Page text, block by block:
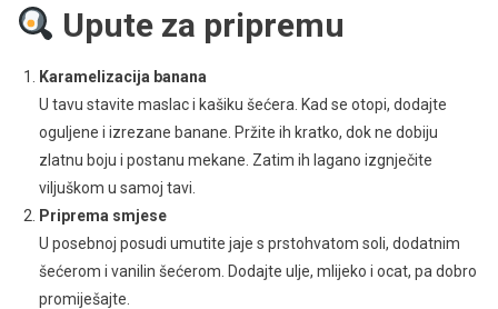
Upute za pripremu
Karamelizacija banana
U tavu stavite maslac i kašiku šećera. Kad se otopi, dodajte
oguljene i izrezane banane. Pržite ih kratko, dok ne dobiju
zlatnu boju i postanu mekane. Zatim ih lagano izgnječite
viljuškom u samoj tavi.
Priprema smjese
U posebnoj posudi umutite jaje s prstohvatom soli, dodatnim
šećerom i vanilin šećerom. Dodajte ulje, mlijeko i ocat, pa dobro
promiješajte.